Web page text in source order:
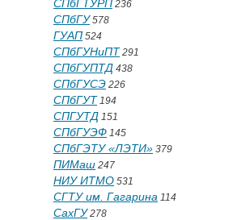
СПбГТУРП 236
СПбГУ578
ГУАП 524
СПбГУНиПТ 291
СПбГУПТД 438
СПбГУСЭ 226
СПбГУТ 194
СПГУТД 151
СПбГУЭФ 145
СПбГЭТУ «ЛЭТИ» 379
ПИМаш 247
НИУ ИТМО 531
СГТУ им. Гагарина 114
СахГУ278